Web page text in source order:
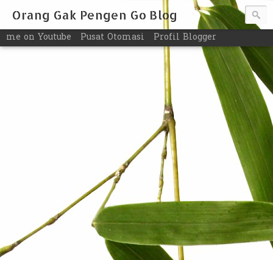
Orang Gak Pengen Go Blog
me on Youtube Pusat Otomasi Profil Blogger